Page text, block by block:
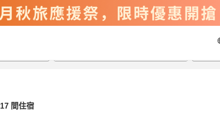
17 間住宿